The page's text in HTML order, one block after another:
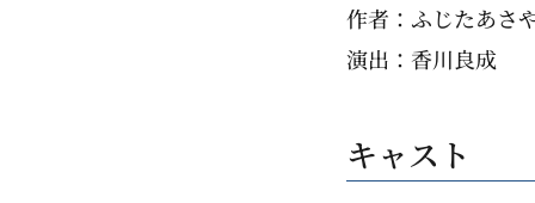
作者：ふじたあさ
演出：香川良成
キャスト